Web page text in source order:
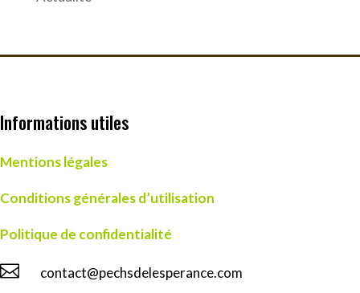
Informations utiles
Mentions légales
Conditions générales d’utilisation
Politique de confidentialité
 contact@pechsdelesperance.com